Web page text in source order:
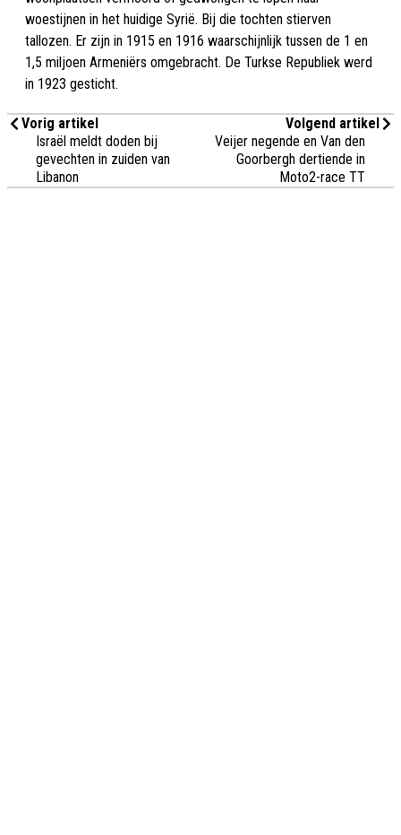
woestijnen in het huidige Syrië. Bij die tochten stierven
tallozen. Er zijn in 1915 en 1916 waarschijnlijk tussen de 1 en
1,5 miljoen Armeniërs omgebracht. De Turkse Republiek werd
in 1923 gesticht.
Vorig artikel
Israël meldt doden bij
gevechten in zuiden van
Libanon
Volgend artikel
Veijer negende en Van den
Goorbergh dertiende in
Moto2-race TT